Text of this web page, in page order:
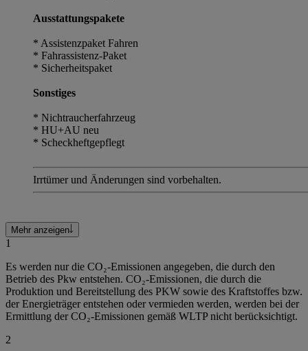
Ausstattungspakete
* Assistenzpaket Fahren
* Fahrassistenz-Paket
* Sicherheitspaket
Sonstiges
* Nichtraucherfahrzeug
* HU+AU neu
* Scheckheftgepflegt
Irrtümer und Änderungen sind vorbehalten.
Mehr anzeigen
1
Es werden nur die CO₂-Emissionen angegeben, die durch den
Betrieb des Pkw entstehen. CO₂-Emissionen, die durch die
Produktion und Bereitstellung des PKW sowie des Kraftstoffes bzw.
der Energieträger entstehen oder vermieden werden, werden bei der
Ermittlung der CO₂-Emissionen gemäß WLTP nicht berücksichtigt.
2